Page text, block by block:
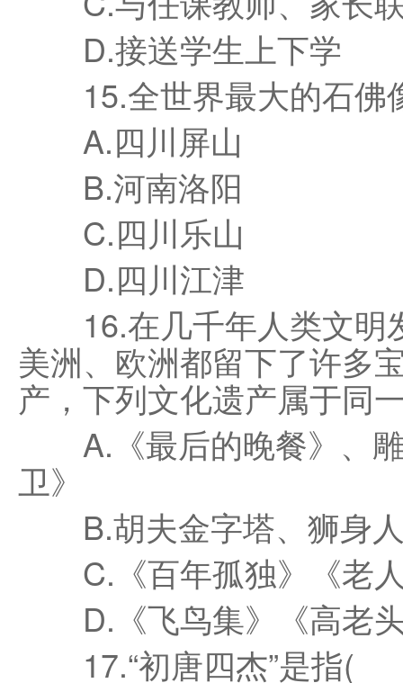
D.接送学生上下学
15.全世界最大的石
A.四川屏山
B.河南洛阳
C.四川乐山
D.四川江津
16.在几千年人类文明
美洲、欧洲都留下了许多
产，下列文化遗产属于
A.《最后的晚餐》、雕
卫》
B.胡夫金字塔、狮身人
C.《百年孤独》《老人
D.《飞鸟集》《高老
17.“初唐四杰”是指